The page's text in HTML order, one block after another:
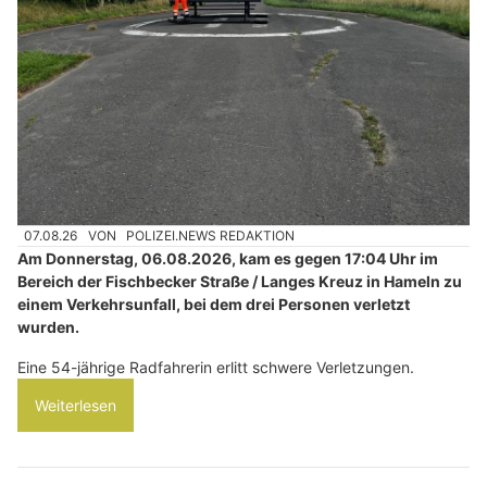
07.08.26 VON POLIZEI.NEWS REDAKTION
Am Donnerstag, 06.08.2026, kam es gegen 17:04 Uhr im
Bereich der Fischbecker Straße / Langes Kreuz in Hameln zu
einem Verkehrsunfall, bei dem drei Personen verletzt
wurden.
Eine 54-jährige Radfahrerin erlitt schwere Verletzungen.
Weiterlesen